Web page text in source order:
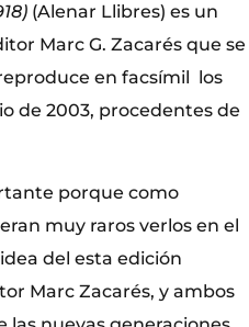
(Alenar Llibres) es un
Marc G. Zacarés que se
en facsímil los
de 2003, procedentes de
porque como
muy raros verlos en el
del esta edición
Marc Zacarés, y ambos